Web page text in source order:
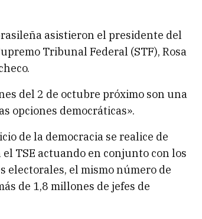
asistieron el presidente del
Tribunal Federal (STF), Rosa
del 2 de octubre próximo son una
opciones democráticas».
de la democracia se realice de
TSE actuando en conjunto con los
electorales, el mismo número de
de 1,8 millones de jefes de